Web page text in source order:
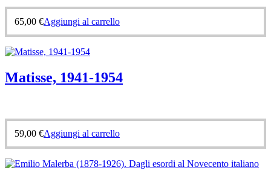
65,00 €Aggiungi al carrello
Matisse, 1941-1954
59,00 €Aggiungi al carrello